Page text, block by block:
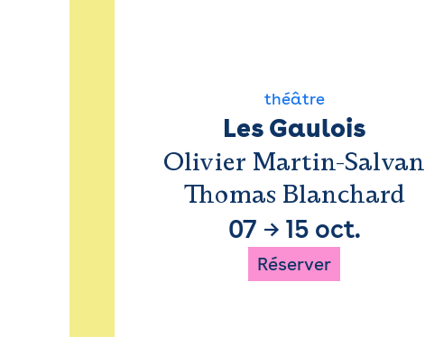
théâtre
Les Gaulois
Olivier Martin-Salvan
Thomas Blanchard
07 → 15 oct.
Réserver